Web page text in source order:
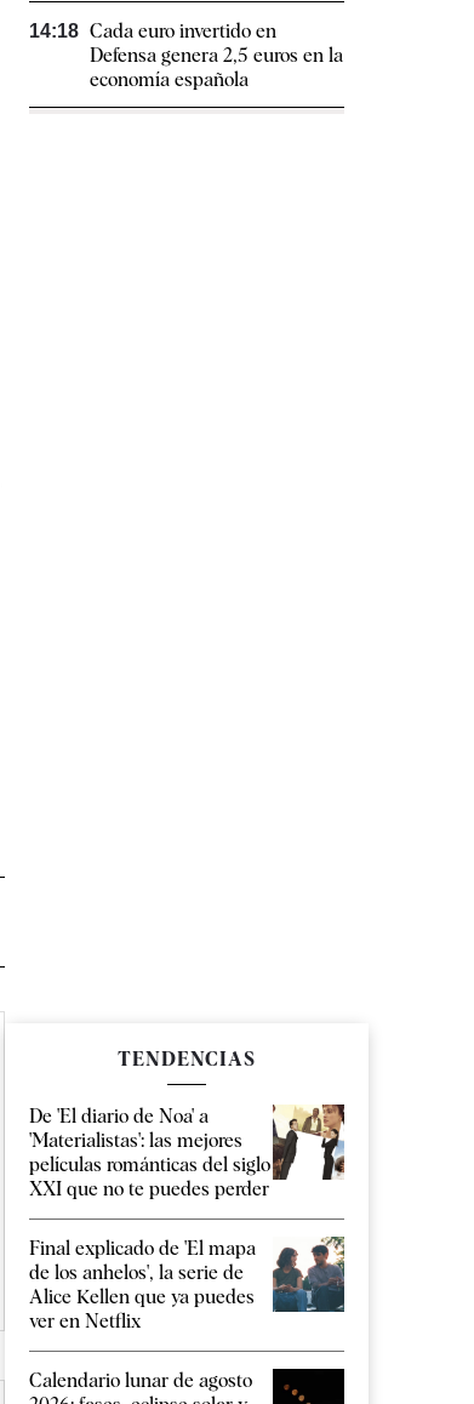
14:18 Cada euro invertido en
Defensa genera 2,5 euros en la
economía española
TENDENCIAS
De 'El diario de Noa' a
'Materialistas': las mejores
películas románticas del siglo
XXI que no te puedes perder
Final explicado de 'El mapa
de los anhelos', la serie de
Alice Kellen que ya puedes
ver en Netflix
Calendario lunar de agosto